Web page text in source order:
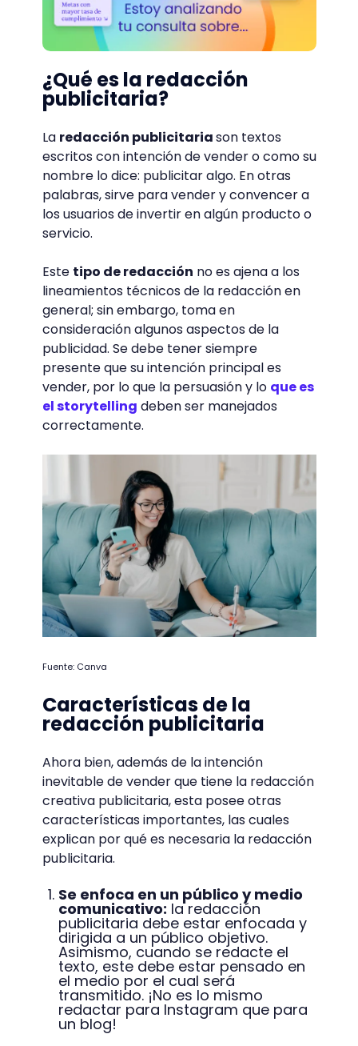
¿Qué es la redacción
publicitaria?
La redacción publicitariason textos
escritos con intención de vender o como su
nombre lo dice: publicitar algo. En otras
palabras, sirve para vender y convencer a
los usuarios de invertir en algún producto o
servicio.
Este tipo de redacción no es ajena a los
lineamientos técnicos de la redacción en
general; sin embargo, toma en
consideración algunos aspectos de la
publicidad. Se debe tener siempre
presente que su intención principal es
vender, por lo que la persuasión y lo que es
el storytelling deben ser manejados
correctamente.
Fuente: Canva
Características de la
redacción publicitaria
Ahora bien, además de la intención
inevitable de vender que tiene la redacción
creativa publicitaria, esta posee otras
características importantes, las cuales
explican por qué es necesaria la redacción
publicitaria.
Se enfoca en un público y medio
comunicativo: la redacción
publicitaria debe estar enfocada y
dirigida a un público objetivo.
Asimismo, cuando se redacte el
texto, este debe estar pensado en
el medio por el cual será
transmitido. ¡No es lo mismo
redactar para Instagram que para
un blog!